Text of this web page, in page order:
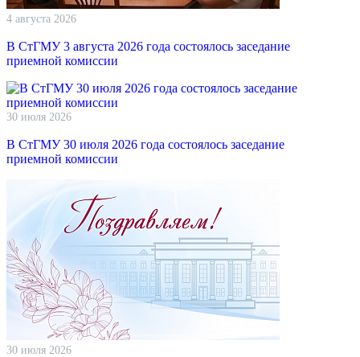
4 августа 2026
В СтГМУ 3 августа 2026 года состоялось заседание
приемной комиссии
30 июля 2026
В СтГМУ 30 июля 2026 года состоялось заседание
приемной комиссии
30 июля 2026